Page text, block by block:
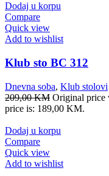
Dodaj u korpu
Compare
Quick view
Add to wishlist
Klub sto BC 312
Dnevna soba, Klub stolovi
209,00KM Original price
price is: 189,00 KM.
Dodaj u korpu
Compare
Quick view
Add to wishlist